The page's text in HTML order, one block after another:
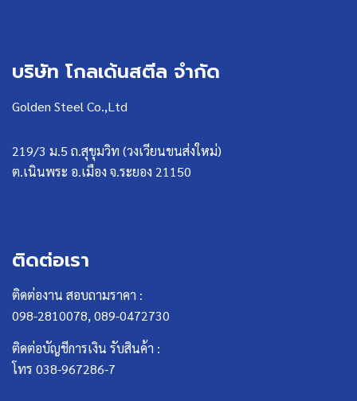
บริษัท โกลเด้นสตีล จำกัด
Golden Steel Co.,Ltd
219/3 ม.5 ถ.สุขุมวิท (วงเวียนขนส่งใหม่)
ต.เนินพระ อ.เมือง จ.ระยอง 21150
ติดต่อเรา
ติดต่องาน สอบถามราคา :
098-2810078, 089-0472730
ติดต่อบัญชีการเงิน รับสินค้า :
โทร 038-967286-7